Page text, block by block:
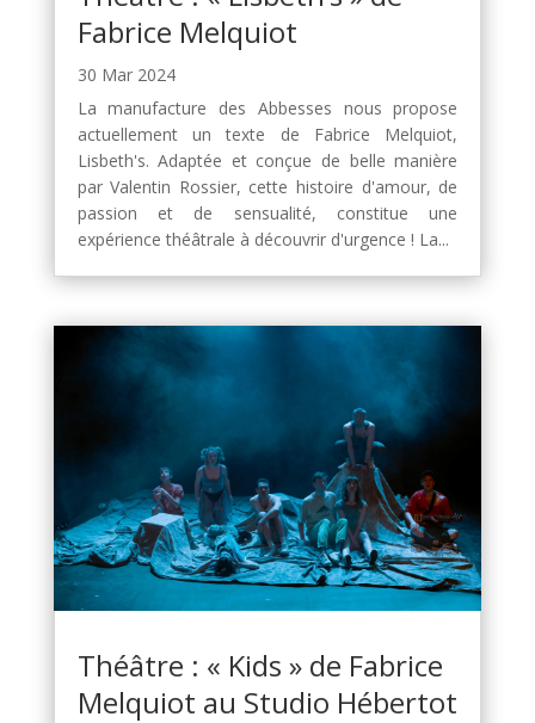
Fabrice Melquiot
30 Mar 2024
La manufacture des Abbesses nous propose
actuellement un texte de Fabrice Melquiot,
Lisbeth's. Adaptée et conçue de belle manière
par Valentin Rossier, cette histoire d'amour, de
passion et de sensualité, constitue une
expérience théâtrale à découvrir d'urgence ! La...
Théâtre : « Kids » de Fabrice
Melquiot au Studio Hébertot